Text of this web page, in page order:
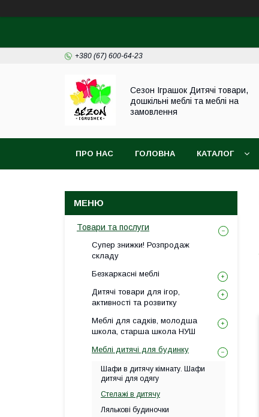
+380 (67) 600-64-23
Сезон Іграшок Дитячі товари,
дошкільні меблі та меблі на
замовлення
ПРО НАС ГОЛОВНА КАТАЛОГ
Товари та послуги
Супер знижки! Розпродаж
складу
Безкаркасні меблі
Дитячі товари для ігор,
активності та розвитку
Меблі для садків, молодша
школа, старша школа НУШ
Меблі дитячі для будинку
Шафи в дитячу кімнату. Шафи
дитячі для одягу
Стелажі в дитячу
Лялькові будиночки